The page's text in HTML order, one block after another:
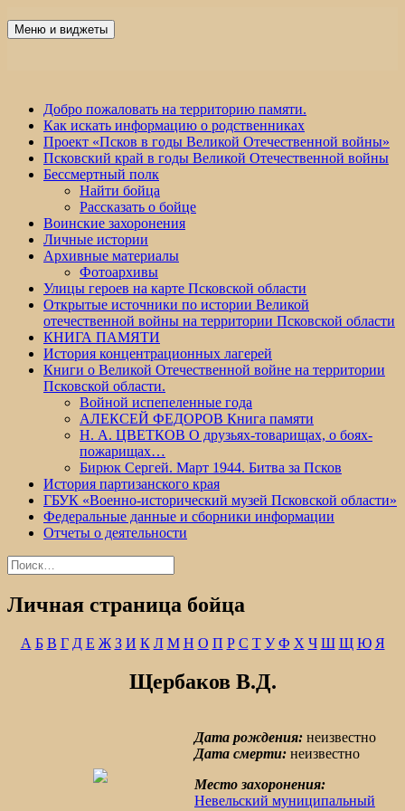
Победа 60
Меню и виджеты
Добро пожаловать на территорию памяти.
Как искать информацию о родственниках
Проект «Псков в годы Великой Отечественной войны»
Псковский край в годы Великой Отечественной войны
Бессмертный полк
Найти бойца
Рассказать о бойце
Воинские захоронения
Личные истории
Архивные материалы
Фотоархивы
Улицы героев на карте Псковской области
Открытые источники по истории Великой
отечественной войны на территории Псковской области
КНИГА ПАМЯТИ
История концентрационных лагерей
Книги о Великой Отечественной войне на территории
Псковской области.
Войной испепеленные года
АЛЕКСЕЙ ФЕДОРОВ Книга памяти
Н. А. ЦВЕТКОВ О друзьях-товарищах, о боях-
пожарищах…
Бирюк Сергей. Март 1944. Битва за Псков
История партизанского края
ГБУК «Военно-исторический музей Псковской области»
Федеральные данные и сборники информации
Отчеты о деятельности
Найти:
Личная страница бойца
А Б В Г Д Е Ж З И К Л М Н О П Р С Т У Ф Х Ч Ш Щ Ю Я
Щербаков В.Д.
Дата рождения: неизвестно
Дата смерти: неизвестно
Место захоронения:
Невельский муниципальный